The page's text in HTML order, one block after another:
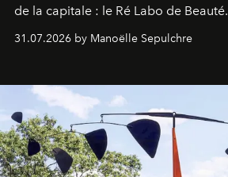
de la capitale : le Ré Labo de Beauté.
31.07.2026 by Manoëlle Sepulchre